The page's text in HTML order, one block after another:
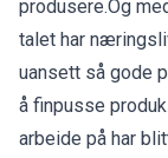
produsere.Og
talet har
uansett så gode
å finpusse
arbeide på har